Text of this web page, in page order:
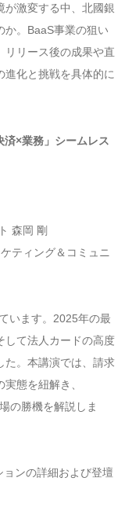
が激変する中、北國銀
か。BaaS事業の狙い
リリース後の成果や直
進化と挑戦を具体的に
済×業務」シームレス
森岡 剛
ティング＆コミュニ
います。2025年の最
して法人カードの高度
た。本講演では、請求
態を紐解き、
の勝機を解説しま
ンの詳細および登壇